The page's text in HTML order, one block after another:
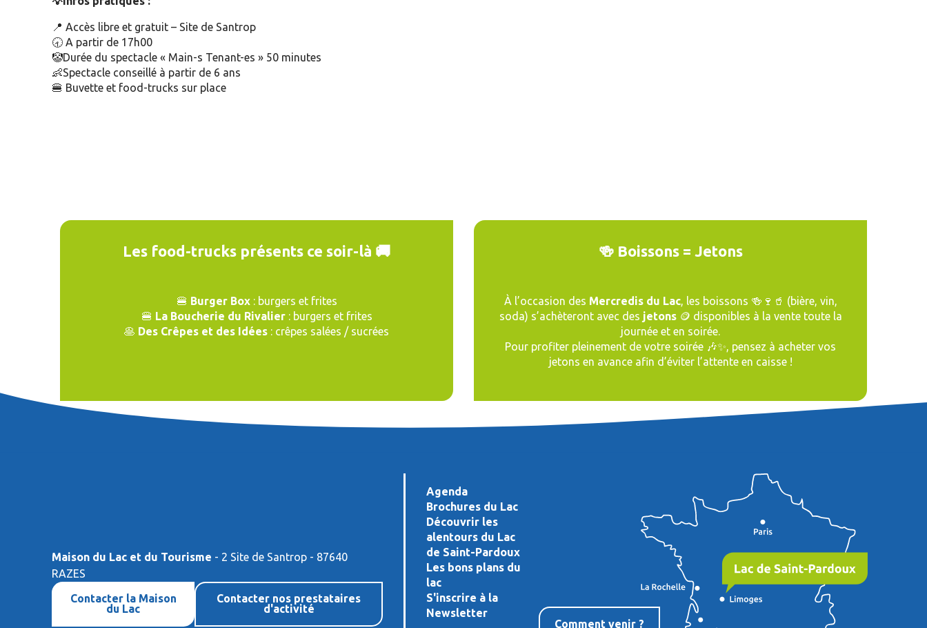
📍 Accès libre et gratuit – Site de Santrop
🕣 A partir de 17h00
🤡Durée du spectacle « Main-s Tenant-es » 50 minutes
👶Spectacle conseillé à partir de 6 ans
🍔 Buvette et food-trucks sur place
Les food-trucks présents ce soir-là 🚚
🍔 Burger Box: burgers et frites
🍔 La Boucherie du Rivalier: burgers et frites
🥞 Des Crêpes et des Idées : crêpes salées / sucrées
🍻 Boissons = Jetons
À l’occasion des Mercredis du Lac, les boissons 🍻🍷🥤 (bière, vin,
soda) s’achèteront avec des jetons🪙 disponibles à la vente toute la
journée et en soirée.
Pour profiter pleinement de votre soirée 🎶✨, pensez à acheter vos
jetons en avance afin d’éviter l’attente en caisse !
Maison du Lac et du Tourisme - 2 Site de Santrop - 87640
RAZES
Contacter la Maison
du Lac
Contacter nos prestataires
d'activité
Agenda
Brochures du Lac
Découvrir les
alentours du Lac
de Saint-Pardoux
Les bons plans du
lac
S'inscrire à la
Newsletter
Comment venir ?